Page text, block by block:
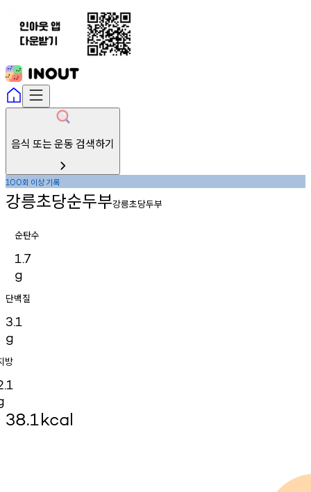
음식 또는 운동 검색하기
100회 이상기록
강릉초당순두부강릉초당두부
순탄수
1.7
g
단백질
3.1
g
방
38.1kcal